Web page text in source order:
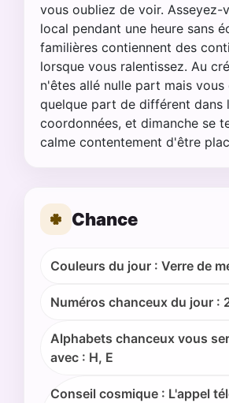
vous oubliez de voir. Asseyez-
local pendant une heure sans
familières contiennent des
lorsque vous ralentissez. Au
n'êtes allé nulle part mais vous
quelque part de différent dans
coordonnées, et dimanche se
calme contentement d'être
Chance
Couleurs du jour : Verre de
Numéros chanceux du jour :
Alphabets chanceux vous
avec : H, E
Conseil cosmique : L'appel